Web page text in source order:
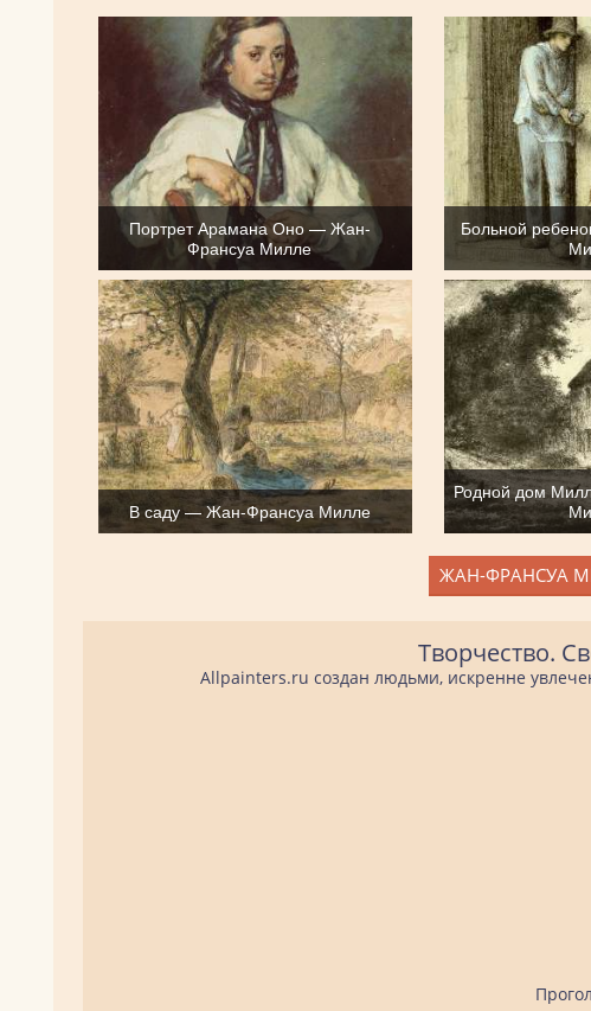
Портрет Арамана Оно — Жан-
Франсуа Милле
Больной
В саду — Жан-Франсуа Милле
Родной дом
ЖАН-ФРАНСУА
Творчество.
Allpainters.ru создан людьми, искренне